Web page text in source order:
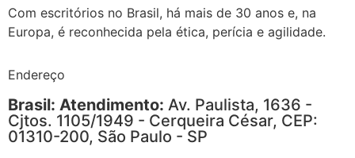
Com escritórios no Brasil, há mais de 30 anos e, na
Europa, é reconhecida pela ética, perícia e agilidade.
Endereço
Brasil: Atendimento: Av. Paulista, 1636 -
Cjtos. 1105/1949 - Cerqueira César, CEP:
01310-200, São Paulo - SP